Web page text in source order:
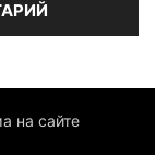
на сайте